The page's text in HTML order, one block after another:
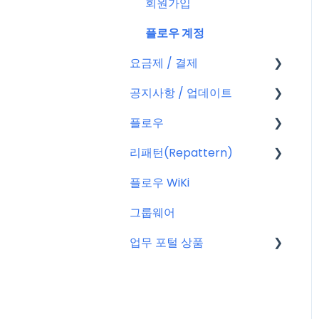
플로우 계정
요금제 / 결제
요금제
결제
결제 관련 자주 묻는 질문
공지사항 / 업데이트
공지사항
특별 프로모션
신규 업데이트 (PC&서버)
서버 작업
KT cloud BizWorks 서버
플로우
플로우 관리자(어드민)
프로젝트 이해하기
프로젝트 템플릿
프로젝트 관리하는 방법
리패턴(Repattern)
리패턴(Repattern) (NE
플로우 WiKi
그룹웨어
업무 포털 상품